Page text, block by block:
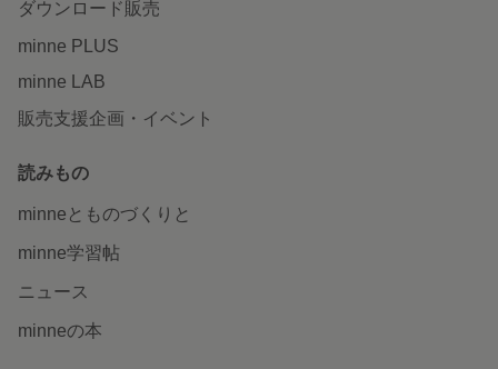
ダウンロード販売
minne PLUS
minne LAB
販売支援企画・イベント
読みもの
minneとものづくりと
minne学習帖
ニュース
minneの本